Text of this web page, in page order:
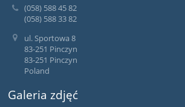
(058) 588 45 82
(058) 588 33 82
ul. Sportowa 8
83-251 Pinczyn
83-251 Pinczyn
Poland
Galeria zdjęć